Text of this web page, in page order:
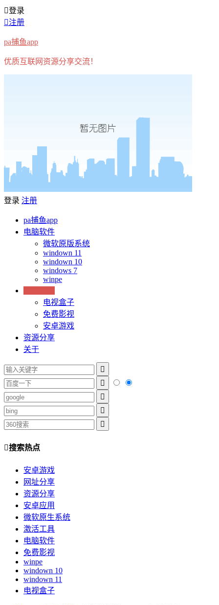
登录
注册
pa捕鱼app
优质互联网资源分享交流！
登录 注册
pa捕鱼app
电脑软件
微软原版系统
windown 11
windown 10
windows 7
winpe
电视盒子
免费影视
安卓游戏
资源分享
关于
搜索热点
安卓游戏
网址分享
资源分享
安卓应用
微软原生系统
激活工具
电脑软件
免费影视
winpe
windown 10
windown 11
电视盒子